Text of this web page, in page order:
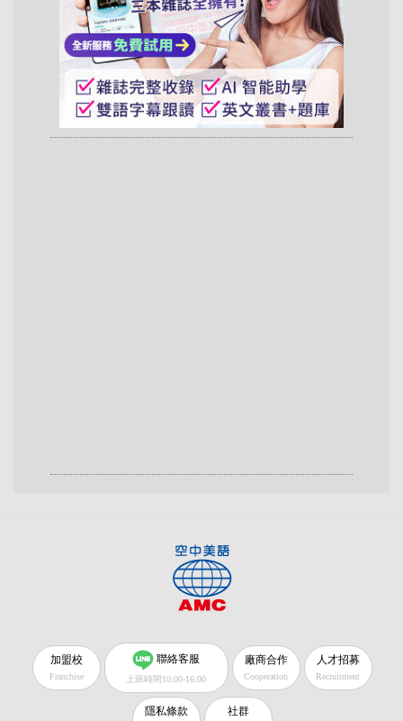
加盟校
Franchise
聯絡客服
上班時間10:00-16:00
廠商合作
Cooperation
人才招募
Recruitment
隱私條款 社群